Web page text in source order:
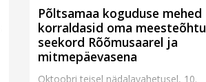
Põltsamaa koguduse mehed
korraldasid oma meesteõhtu
seekord Rõõmusaarel ja
mitmepäevasena
Oktoobri teisel nädalavahetusel, 10.